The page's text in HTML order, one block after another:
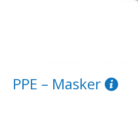
PPE – Masker